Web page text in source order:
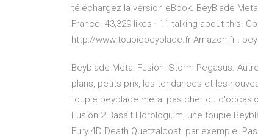
téléchargez la version eBook. BeyBlade
France. 43,329 likes · 11 talking about this.
http://www.toupiebeyblade.fr Amazon.fr :
Beyblade Metal Fusion: Storm Pegasus.
plans, petits prix, les tendances et les
toupie beyblade metal pas cher ou
Fusion 2 Basalt Horologium, une toupie
Fury 4D Death Quetzalcoatl par exemple.